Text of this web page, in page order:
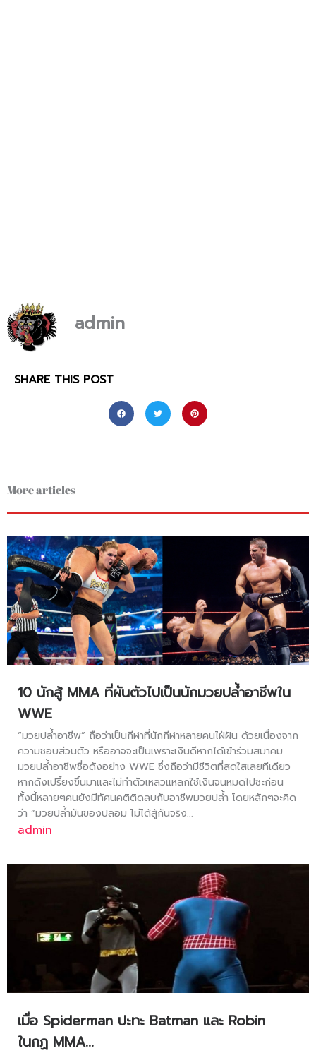
admin
SHARE THIS POST
More articles
10 นักสู้ MMA ที่ผันตัวไปเป็นนักมวยปล้ำอาชีพใน
WWE
“มวยปล้ำอาชีพ” ถือว่าเป็นกีฬาที่นักกีฬาหลายคนไฝ่ฝัน ด้วยเนื่องจาก
ความชอบส่วนตัว หรืออาจจะเป็นเพราะเงินดีหากได้เข้าร่วมสมาคม
มวยปล้ำอาชีพชื่อดังอย่าง WWE ซึ่งถือว่ามีชีวิตที่สดใสเลยทีเดียว
หากดังเปรี้ยงขึ้นมาและไม่ทำตัวเหลวแหลกใช้เงินจนหมดไปซะก่อน
ทั้งนี้หลายๆคนยังมีทัศนคติติดลบกับอาชีพมวยปล้ำ โดยหลักๆจะคิด
ว่า “มวยปล้ำมันของปลอม ไม่ได้สู้กันจริง...
admin
เมื่อ Spiderman ปะทะ Batman และ Robin
ในกฏ MMA…